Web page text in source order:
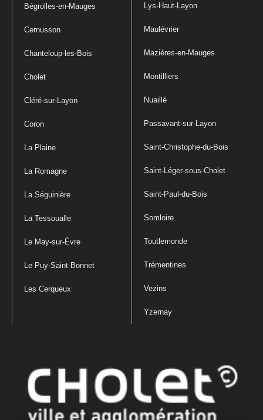
Bégrolles-en-Mauges
Cernusson
Chanteloup-les-Bois
Cholet
Cléré-sur-Layon
Coron
La Plaine
La Romagne
La Séguinière
La Tessoualle
Le May-sur-Èvre
Le Puy-Saint-Bonnet
Les Cerqueux
Lys-Haut-Layon
Maulévrier
Mazières-en-Mauges
Montilliers
Nuaillé
Passavant-sur-Layon
Saint-Christophe-du-Bois
Saint-Léger-sous-Cholet
Saint-Paul-du-Bois
Somloire
Toutlemonde
Trémentines
Vezins
Yzernay